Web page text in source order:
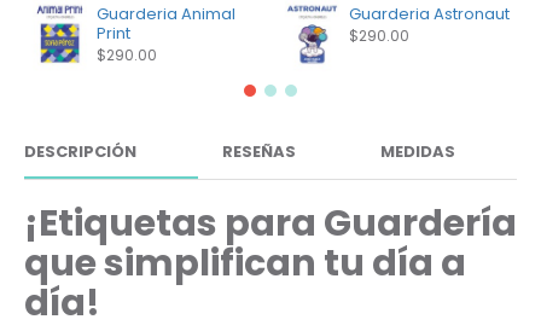
Guarderia Animal
Print
$290.00
Guarderia Astronaut
$290.00
DESCRIPCIÓN RESEÑAS MEDIDAS
¡Etiquetas para Guardería
que simplifican tu día a
día!